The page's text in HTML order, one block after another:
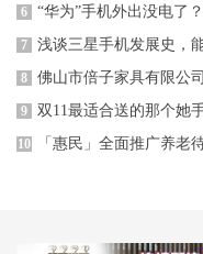
6 “华为”手机外出没电了
7 浅谈三星手机发展史，
8 佛山市倍子家具有限公
9 双11最适合送的那个她
10 「惠民」全面推广养老